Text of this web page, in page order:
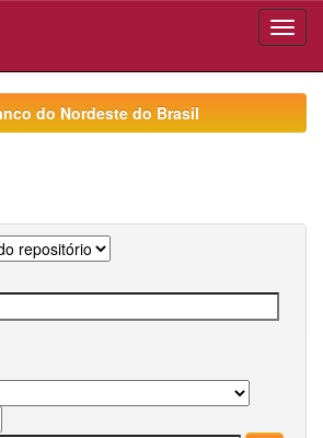
do Nordeste do Brasil